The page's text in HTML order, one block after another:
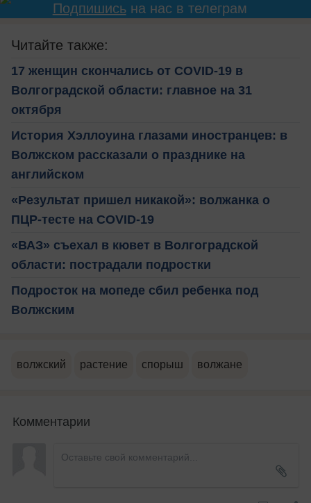
Подпишисьна нас в телеграм
Читайте также:
17 женщин скончались от COVID-19 в
Волгоградской области: главное на 31
октября
История Хэллоуина глазами иностранцев: в
Волжском рассказали о празднике на
английском
«Результат пришел никакой»: волжанка о
ПЦР-тесте на COVID-19
«ВАЗ» съехал в кювет в Волгоградской
области: пострадали подростки
Подросток на мопеде сбил ребенка под
Волжским
волжский растение спорыш волжане
Комментарии